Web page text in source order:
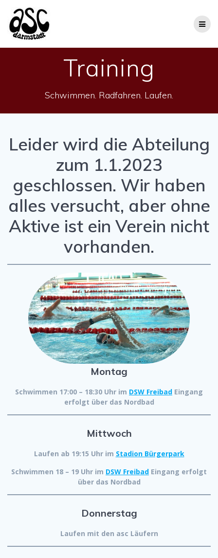
Training
Schwimmen. Radfahren. Laufen.
Leider wird die Abteilung
zum 1.1.2023
geschlossen. Wir haben
alles versucht, aber ohne
Aktive ist ein Verein nicht
vorhanden.
Montag
Schwimmen 17:00 – 18:30 Uhr im DSW Freibad Eingang
erfolgt über das Nordbad
Mittwoch
Laufen ab 19:15 Uhr im Stadion Bürgerpark
Schwimmen 18 – 19 Uhr im DSW Freibad Eingang erfolgt
über das Nordbad
Donnerstag
Laufen mit den asc Läufern